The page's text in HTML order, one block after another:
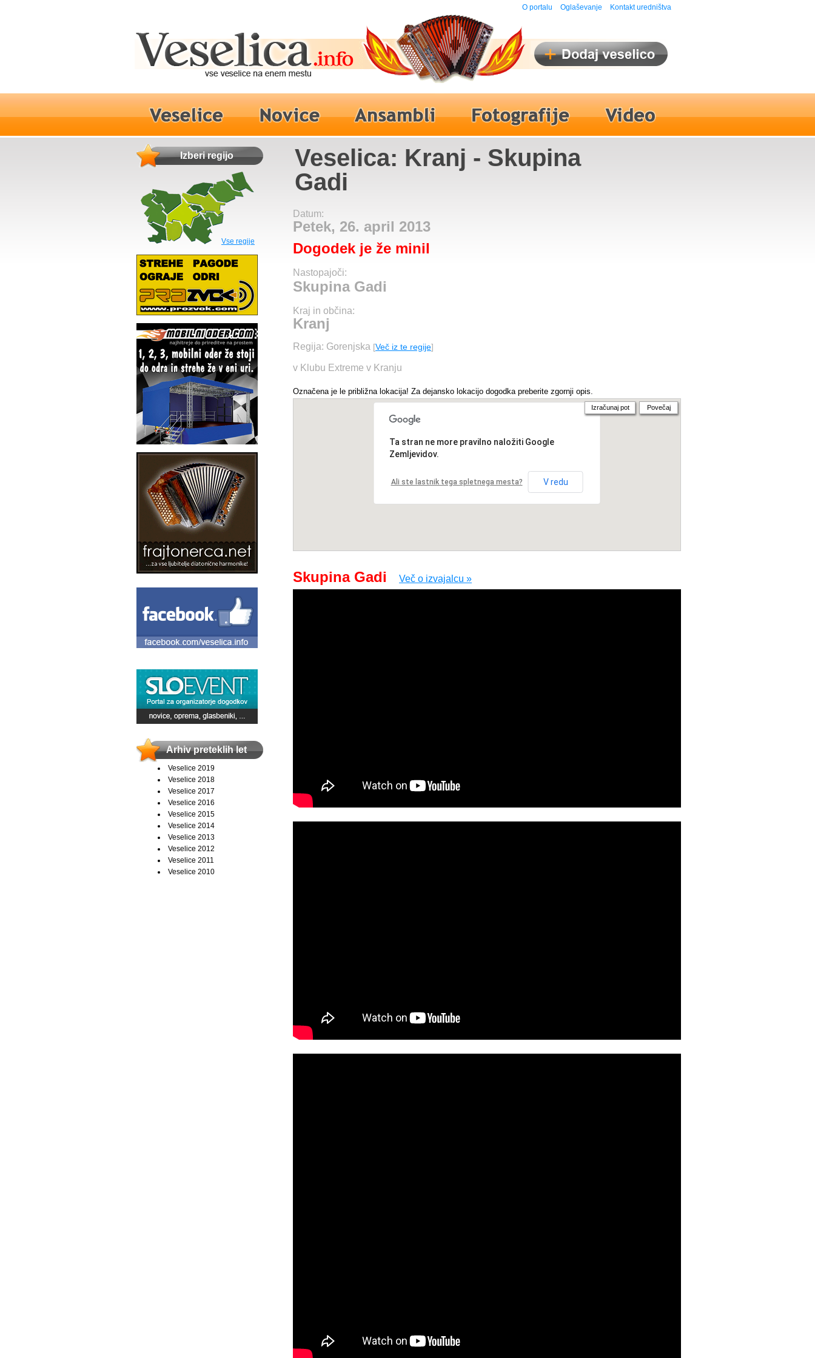
O portalu Oglaševanje Kontakt uredništva
Izberi regijo
Vse regije
Arhiv preteklih let
Veselice 2019
Veselice 2018
Veselice 2017
Veselice 2016
Veselice 2015
Veselice 2014
Veselice 2013
Veselice 2012
Veselice 2011
Veselice 2010
Veselica: Kranj - Skupina
Gadi
Datum:
Petek, 26. april 2013
Dogodek je že minil
Nastopajoči:
Skupina Gadi
Kraj in občina:
Kranj
Regija: Gorenjska [Več iz te regije]
v Klubu Extreme v Kranju
Označena je le približna lokacija! Za dejansko lokacijo dogodka preberite zgornji opis.
Ta stran ne more pravilno naložiti Google
Zemljevidov.
Ali ste lastnik tega spletnega mesta? V redu
Izračunaj pot Povečaj
Skupina Gadi Več o izvajalcu »